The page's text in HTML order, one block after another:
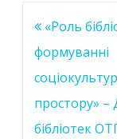
o
k
Навігація
записів
«Роль
формуванні
простору» –
бібліотек